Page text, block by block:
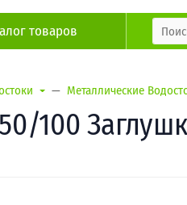
товаров
Металлические
100